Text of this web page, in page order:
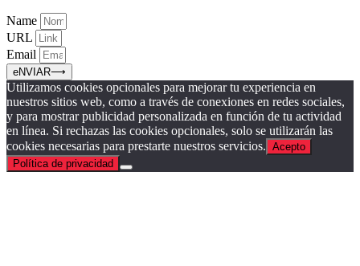
Name
URL
Email
eNVIAR⟶
Utilizamos cookies opcionales para mejorar tu experiencia en
nuestros sitios web, como a través de conexiones en redes sociales,
y para mostrar publicidad personalizada en función de tu actividad
en línea. Si rechazas las cookies opcionales, solo se utilizarán las
cookies necesarias para prestarte nuestros servicios. Acepto
Política de privacidad